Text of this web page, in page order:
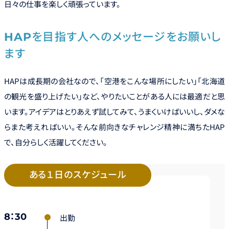
日々の仕事を楽しく頑張っています。
HAPを目指す人へのメッセージをお願いし
ます
HAPは成長期の会社なので、「空港をこんな場所にしたい」「北海道
の観光を盛り上げたい」など、やりたいことがある人には最適だと思
います。アイデアはとりあえず試してみて、うまくいけばいいし、ダメな
らまた考えればいい。そんな前向きなチャレンジ精神に満ちたHAP
で、自分らしく活躍してください。
ある１日のスケジュール
8：30 出勤